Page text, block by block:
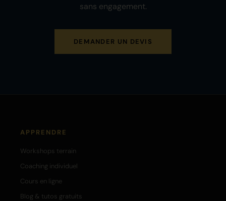
sans engagement.
DEMANDER UN DEVIS
APPRENDRE
Workshops terrain
Coaching individuel
Cours en ligne
Blog & tutos gratuits